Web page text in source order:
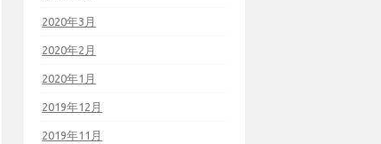
2020年3月
2020年2月
2020年1月
2019年12月
2019年11月